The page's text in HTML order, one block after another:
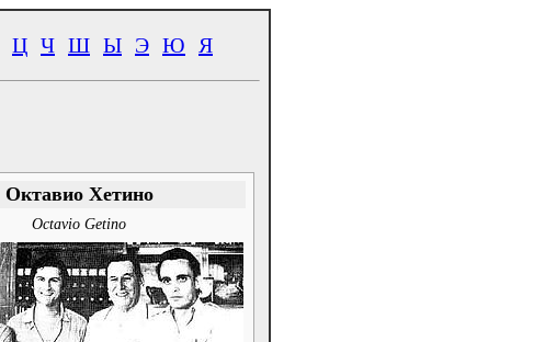
Ц Ч Ш Ы Э Ю Я
Октавио Хетино
Octavio Getino